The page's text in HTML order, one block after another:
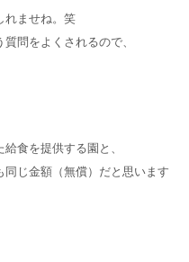
れませね。笑
問をよくされるので、
食を提供する園と、
じ金額（無償）だと思います